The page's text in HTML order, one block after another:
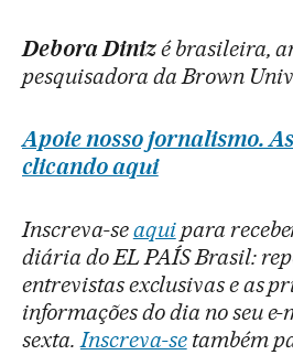
Debora Dinizé brasileira,
pesquisadora da Brown
Apoie nosso jornalismo.
clicando aqui
Inscreva-seaquipara
diária do EL PAÍS Brasil:
entrevistas exclusivas e as
informações do dia no seu
sexta. Inscreva-setambém